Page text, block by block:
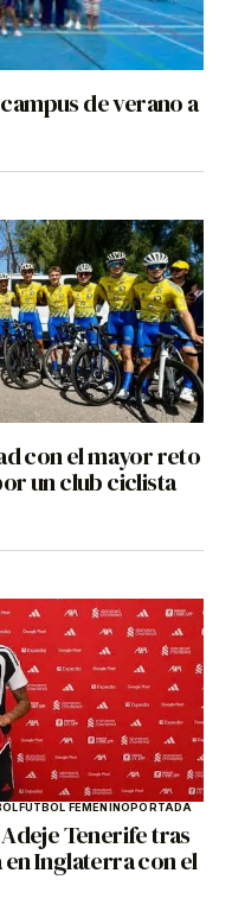
de verano a
con el mayor reto
un club ciclista
FÚTBOL FEMENINOPORTADA
Tenerife tras
en Inglaterra con el